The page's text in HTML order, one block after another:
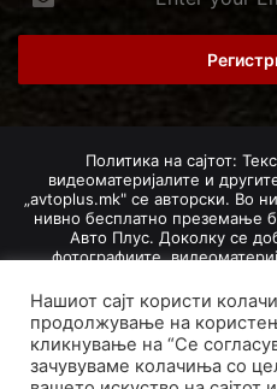
your
Email
Политика на сајтот:
видеоматеријалите и
„avtoplus.mk" се авторски. Во
нивно бесплатно преземање
Авто Плус. Доколку се
фотографиите,
изворот и авторот со
(линк) до оригиналната
добивање на одобрување од
текст, може да се превземе
насловот, придружната
Нашиот сајт користи
продолжување на
кликнување на “Се
зачувуваме колачиња со